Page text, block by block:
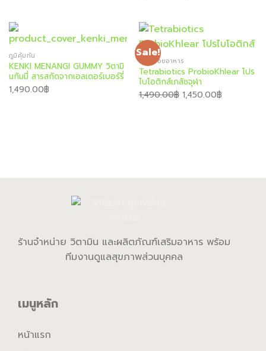
1,290.00฿.
ภูมิคุ้มกัน
KENKI MENANGI GUMMY วิตามิ
นกัมมี่ สารสกัดจากเอลเดอร์เบอร์รี่
1,490.00฿
Sale!
ระบบย่อยอาหาร
Tetrabiotics ProbioKhlear โปร
ไบโอติกส์เภสัชจุฬา
1,490.00฿ Original
1,450.00฿Current
ร้านจำหน่าย วิตามิน และผลิตภัณฑ์เสริมอาหาร พร้อม
ทีมงานดูแลสุขภาพส่วนบุคคล
เมนูหลัก
หน้าแรก